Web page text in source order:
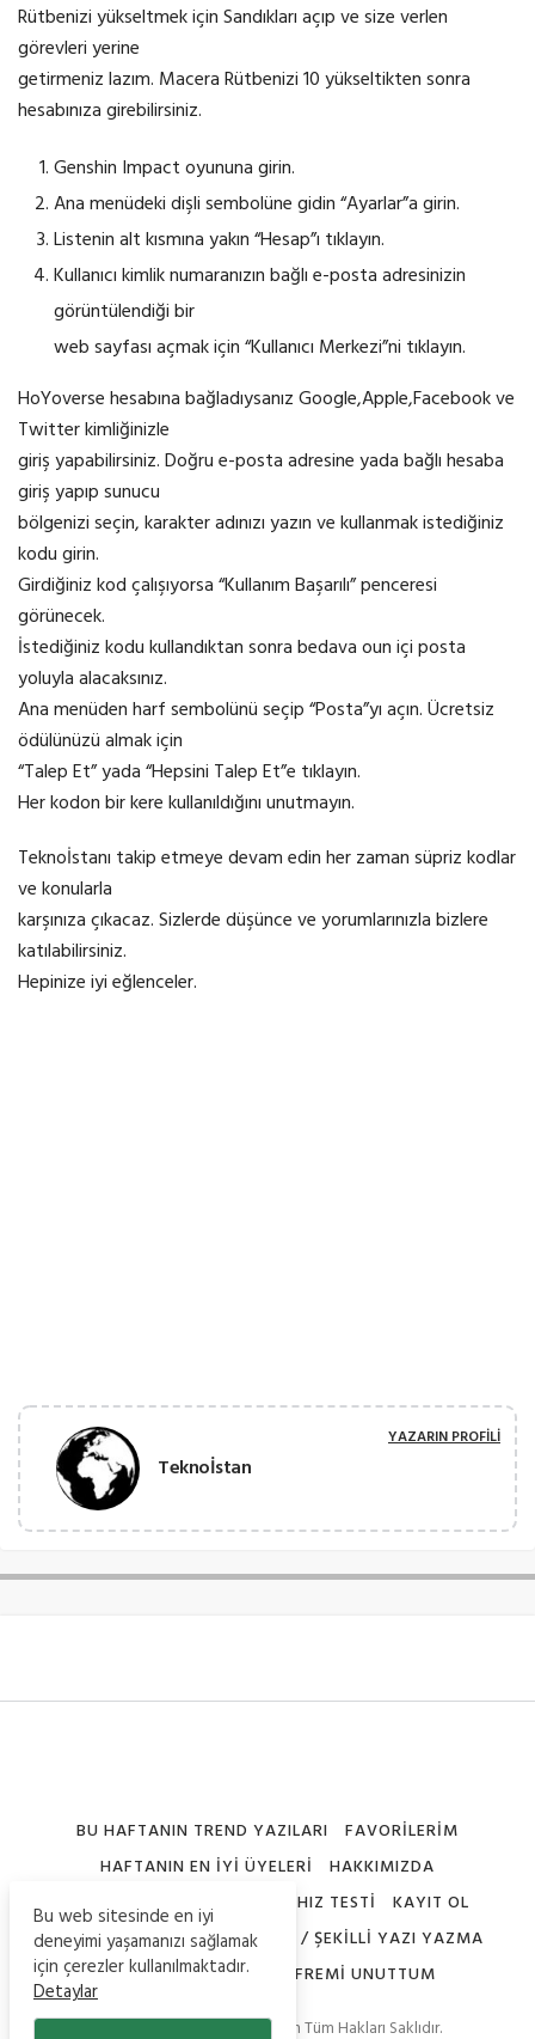
Rütbenizi yükseltmek için Sandıkları açıp ve size verlen
görevleri yerine
getirmeniz lazım. Macera Rütbenizi 10 yükseltikten sonra
hesabınıza girebilirsiniz.
Genshin Impact oyununa girin.
Ana menüdeki dişli sembolüne gidin “Ayarlar”a girin.
Listenin alt kısmına yakın “Hesap”ı tıklayın.
Kullanıcı kimlik numaranızın bağlı e-posta adresinizin
görüntülendiği bir
web sayfası açmak için “Kullanıcı Merkezi”ni tıklayın.
HoYoverse hesabına bağladıysanız Google,Apple,Facebook ve
Twitter kimliğinizle
giriş yapabilirsiniz. Doğru e-posta adresine yada bağlı hesaba
giriş yapıp sunucu
bölgenizi seçin, karakter adınızı yazın ve kullanmak istediğiniz
kodu girin.
Girdiğiniz kod çalışıyorsa “Kullanım Başarılı” penceresi
görünecek.
İstediğiniz kodu kullandıktan sonra bedava oun içi posta
yoluyla alacaksınız.
Ana menüden harf sembolünü seçip “Posta”yı açın. Ücretsiz
ödülünüzü almak için
“Talep Et” yada “Hepsini Talep Et”e tıklayın.
Her kodon bir kere kullanıldığını unutmayın.
Teknoİstanı takip etmeye devam edin her zaman süpriz kodlar
ve konularla
karşınıza çıkacaz. Sizlerde düşünce ve yorumlarınızla bizlere
katılabilirsiniz.
Hepinize iyi eğlenceler.
Teknoİstan
YAZARIN PROFILI
BU HAFTANIN TREND YAZILARI
FAVORILERIM
HAFTANIN EN İYI ÜYELERI
HAKKIMIZDA
İÇERIK GÖNDER
İNTERNET HIZ TESTI
KAYIT OL
NICK ŞEKILLERI – SEMBOLLERI / ŞEKILLI YAZI YAZMA
PROFILIMI DÜZENLE
ŞIFREMI UNUTTUM
© Copyright 2020, Teknoistan Tüm Hakları Saklıdır.
Bu web sitesinde en iyi
deneyimi yaşamanızı sağlamak
için çerezler kullanılmaktadır.
Detaylar